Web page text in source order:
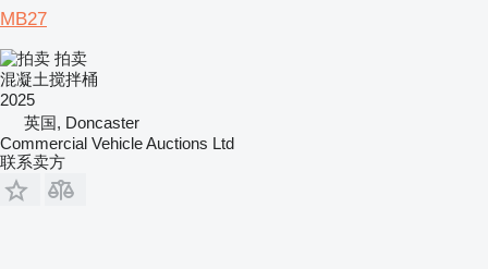
MB27
拍卖
混凝土搅拌桶
2025
英国, Doncaster
Commercial Vehicle Auctions Ltd
联系卖方